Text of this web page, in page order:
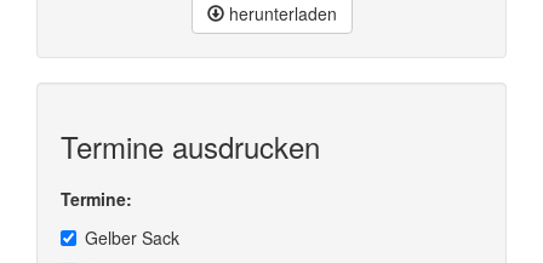
herunterladen
Termine ausdrucken
Termine:
Gelber Sack